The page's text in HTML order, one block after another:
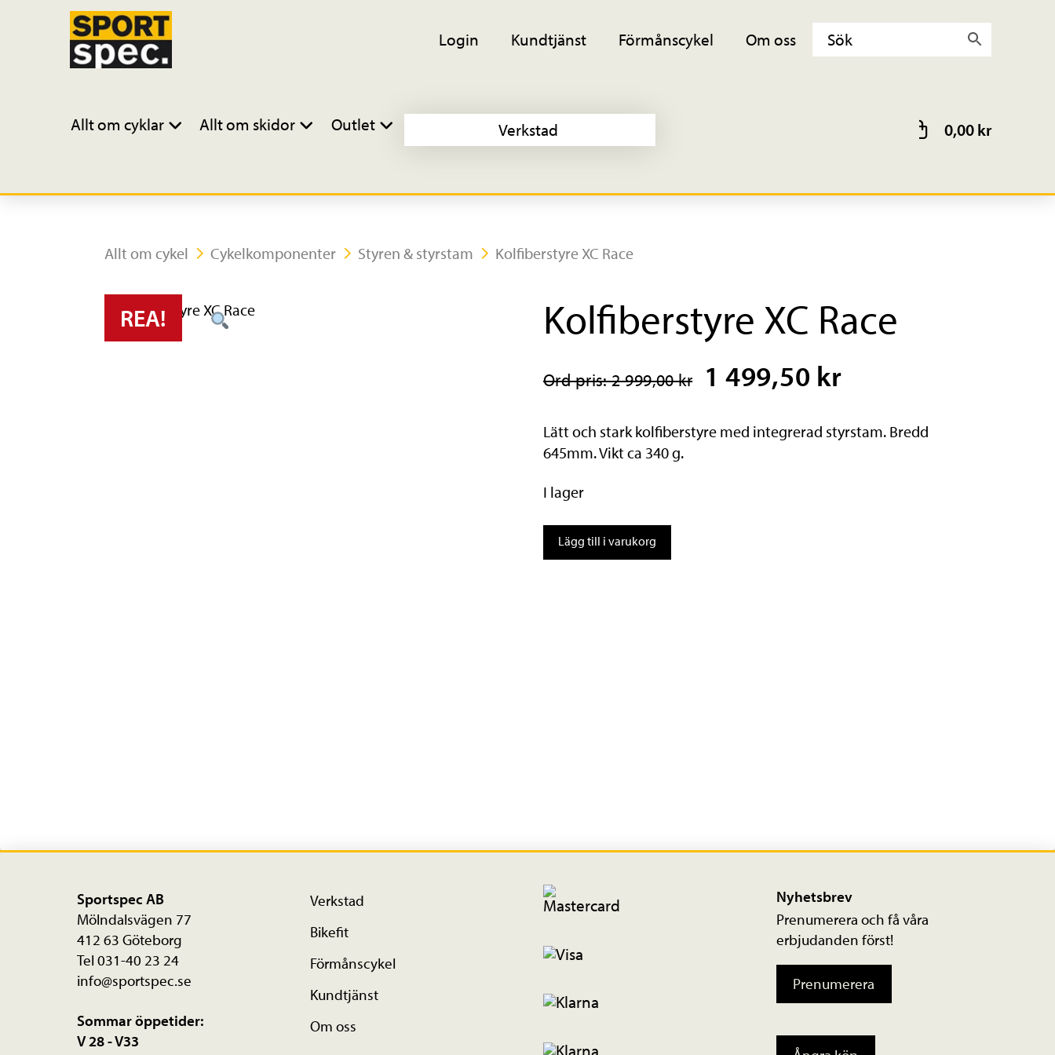
Login Kundtjänst Förmånscykel Om oss
Allt om cyklar Allt om skidor Outlet Verkstad 0,00kr
Allt om cykel Cykelkomponenter Styren & styrstam Kolfiberstyre XC Race
REA! Kolfiberstyre XC Race
Ord pris: 2 999,00 kr 1 499,50 kr
Lätt och stark kolfiberstyre med integrerad styrstam. Bredd
645mm. Vikt ca 340 g.
I lager
Kolfiberstyre
XC
Lägg till i varukorg
Sportspec AB
Mölndalsvägen 77
412 63 Göteborg
Tel 031-40 23 24
info@sportspec.se
Sommar öppetider:
V 28 - V33
Verkstad
Bikefit
Förmånscykel
Kundtjänst
Om oss
Nyhetsbrev
Prenumerera och få våra
erbjudanden först!
Prenumerera